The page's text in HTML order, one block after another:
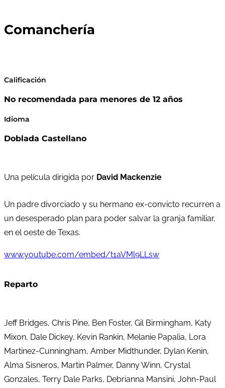
Comanchería
Calificación
No recomendada para menores de 12 años
Idioma
Doblada Castellano
Una película dirigida por David Mackenzie
Un padre divorciado y su hermano ex-convicto recurren a
un desesperado plan para poder salvar la granja familiar,
en el oeste de Texas.
www.youtube.com/embed/t1aVMl9LLsw
Reparto
Jeff Bridges, Chris Pine, Ben Foster, Gil Birmingham, Katy
Mixon, Dale Dickey, Kevin Rankin, Melanie Papalia, Lora
Martinez-Cunningham, Amber Midthunder, Dylan Kenin,
Alma Sisneros, Martin Palmer, Danny Winn, Crystal
Gonzales, Terry Dale Parks, Debrianna Mansini, John-Paul